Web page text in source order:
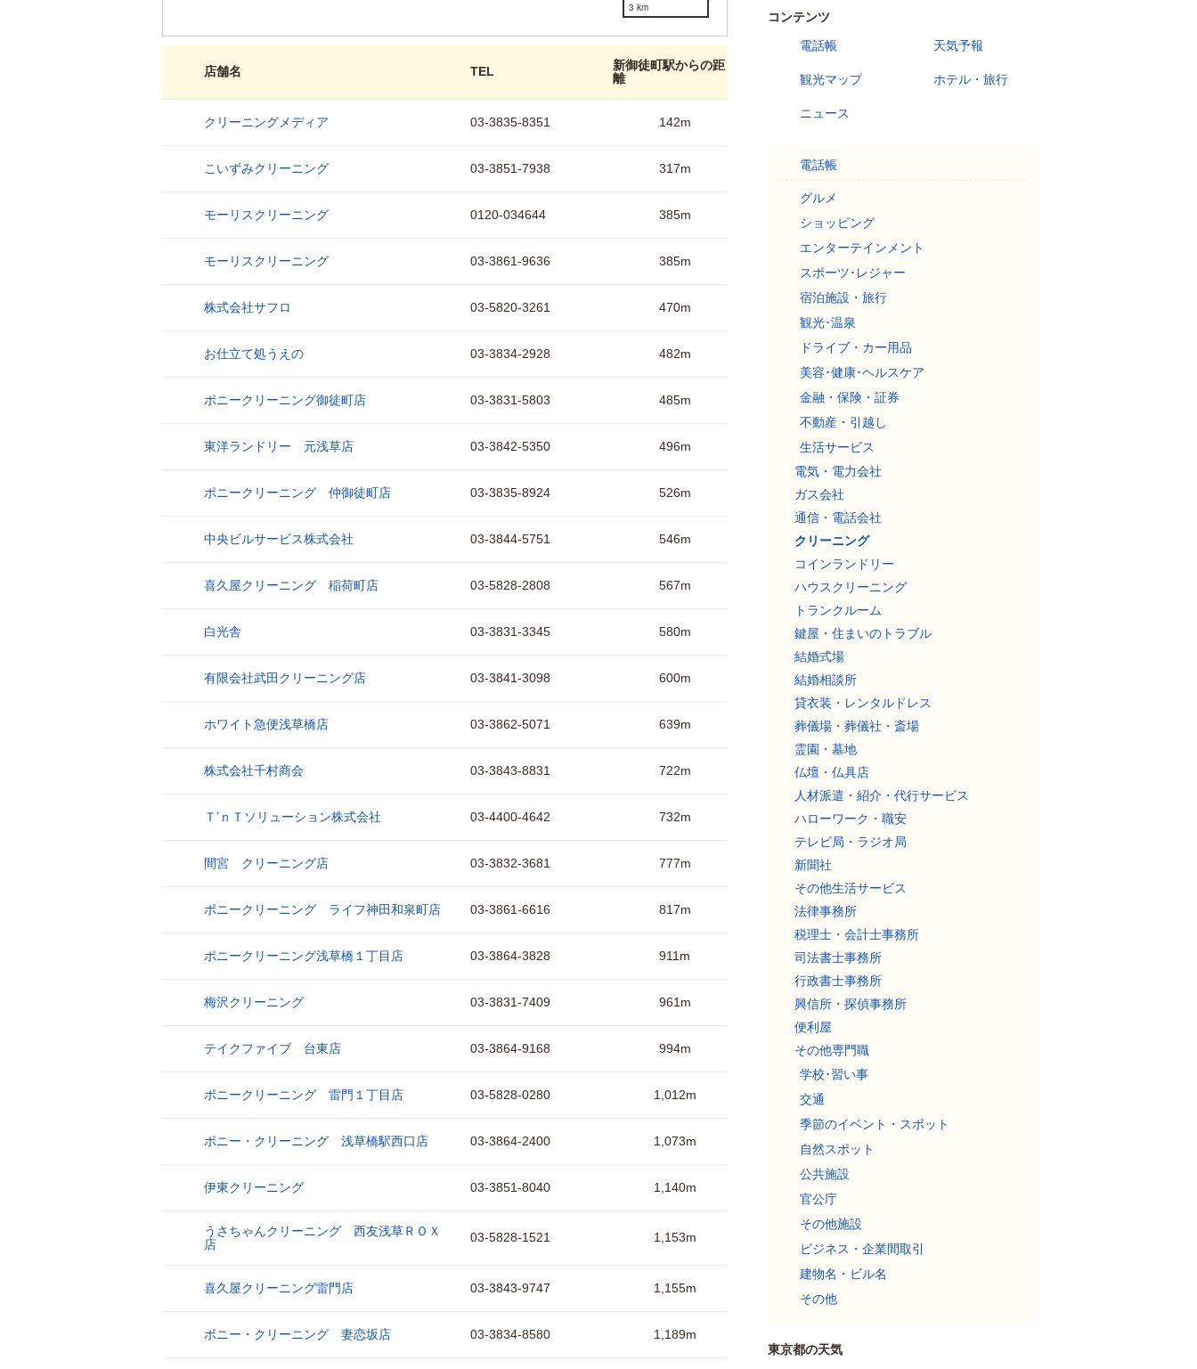
3 km
店舗名 TEL
新御徒町駅からの距
離
クリーニングメディア 03-3835-8351 142m
こいずみクリーニング 03-3851-7938 317m
モーリスクリーニング 0120-034644 385m
モーリスクリーニング 03-3861-9636 385m
株式会社サフロ 03-5820-3261 470m
お仕立て処うえの 03-3834-2928 482m
ポニークリーニング御徒町店 03-3831-5803 485m
東洋ランドリー 元浅草店 03-3842-5350 496m
ポニークリーニング 仲御徒町店 03-3835-8924 526m
中央ビルサービス株式会社 03-3844-5751 546m
喜久屋クリーニング 稲荷町店 03-5828-2808 567m
白光舎 03-3831-3345 580m
有限会社武田クリーニング店 03-3841-3098 600m
ホワイト急便浅草橋店 03-3862-5071 639m
株式会社千村商会 03-3843-8831 722m
Ｔ’ｎＴソリューション株式会社 03-4400-4642 732m
間宮 クリーニング店 03-3832-3681 777m
ポニークリーニング ライフ神田和泉町店 03-3861-6616 817m
ポニークリーニング浅草橋１丁目店 03-3864-3828 911m
梅沢クリーニング 03-3831-7409 961m
テイクファイブ 台東店 03-3864-9168 994m
ポニークリーニング 雷門１丁目店 03-5828-0280 1,012m
ポニー・クリーニング 浅草橋駅西口店 03-3864-2400 1,073m
伊東クリーニング 03-3851-8040 1,140m
うさちゃんクリーニング 西友浅草ＲＯＸ
店
03-5828-1521 1,153m
喜久屋クリーニング雷門店 03-3843-9747 1,155m
ポニー・クリーニング 妻恋坂店 03-3834-8580 1,189m
コンテンツ
電話帳
天気予報
観光マップ ホテル・旅行
ニュース
電話帳
グルメ
ショッピング
エンターテインメント
スポーツ･レジャー
宿泊施設・旅行
観光･温泉
ドライブ・カー用品
美容･健康･ヘルスケア
金融・保険・証券
不動産・引越し
生活サービス
電気・電力会社
ガス会社
通信・電話会社
クリーニング
コインランドリー
ハウスクリーニング
トランクルーム
鍵屋・住まいのトラブル
結婚式場
結婚相談所
貸衣装・レンタルドレス
葬儀場・葬儀社・斎場
霊園・墓地
仏壇・仏具店
人材派遣・紹介・代行サービス
ハローワーク・職安
テレビ局・ラジオ局
新聞社
その他生活サービス
法律事務所
税理士・会計士事務所
司法書士事務所
行政書士事務所
興信所・探偵事務所
便利屋
その他専門職
学校･習い事
交通
季節のイベント・スポット
自然スポット
公共施設
官公庁
その他施設
ビジネス・企業間取引
建物名・ビル名
その他
東京都の天気